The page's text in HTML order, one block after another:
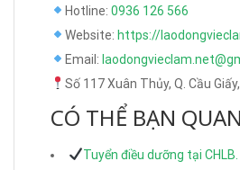
Hotline: 0936 126 566
Website: https://
Email:
Số 117 Xuân Thủy, Q. Cầu
CÓ THỂ BẠN
Tuyển điều dưỡng tại